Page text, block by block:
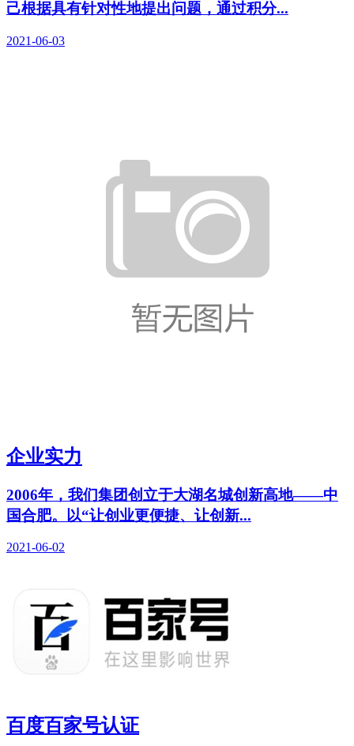
己根据具有针对性地提出问题，通过积分...
2021-06-03
企业实力
2006年，我们集团创立于大湖名城创新高地——中
国合肥。以“让创业更便捷、让创新...
2021-06-02
百度百家号认证